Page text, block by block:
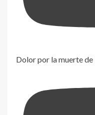
Dolor por la muerte